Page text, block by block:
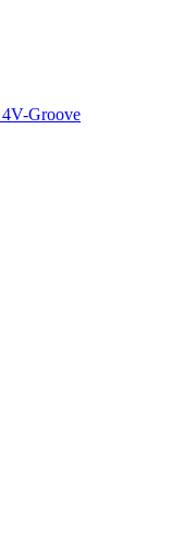
Groove